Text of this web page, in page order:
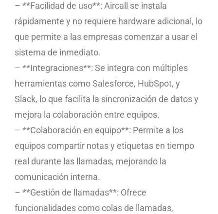
– **Facilidad de uso**: Aircall se instala
rápidamente y no requiere hardware adicional, lo
que permite a las empresas comenzar a usar el
sistema de inmediato.
– **Integraciones**: Se integra con múltiples
herramientas como Salesforce, HubSpot, y
Slack, lo que facilita la sincronización de datos y
mejora la colaboración entre equipos.
– **Colaboración en equipo**: Permite a los
equipos compartir notas y etiquetas en tiempo
real durante las llamadas, mejorando la
comunicación interna.
– **Gestión de llamadas**: Ofrece
funcionalidades como colas de llamadas,